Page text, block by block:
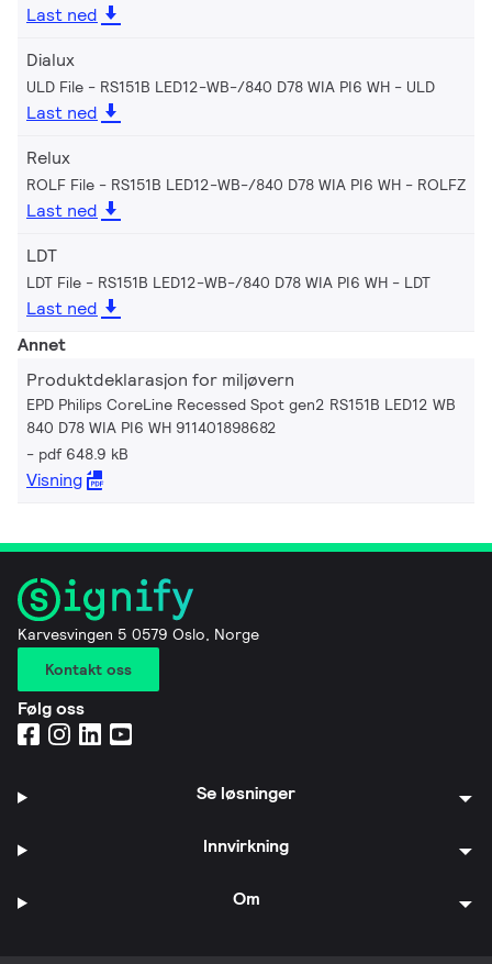
Last ned
Dialux
ULD File - RS151B LED12-WB-/840 D78 WIA PI6 WH ULD
Last ned
Relux
ROLF File - RS151B LED12-WB-/840 D78 WIA PI6 WH ROLFZ
Last ned
LDT
LDT File - RS151B LED12-WB-/840 D78 WIA PI6 WH LDT
Last ned
Annet
Produktdeklarasjon for miljøvern
EPD Philips CoreLine Recessed Spot gen2 RS151B LED12 WB
840 D78 WIA PI6 WH 911401898682
pdf 648.9 kB
Visning
Karvesvingen 5 0579 Oslo, Norge
Kontakt oss
Følg oss
Se løsninger
Innvirkning
Om